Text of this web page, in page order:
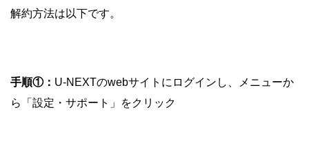
解約方法は以下です。
手順①： U-NEXTのwebサイトにログインし、メニューか
ら「設定・サポート」をクリック